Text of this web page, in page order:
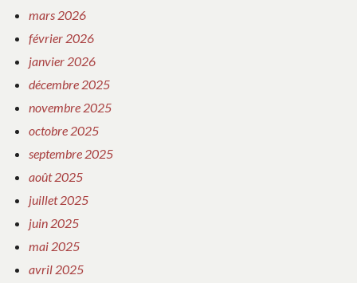
mars 2026
février 2026
janvier 2026
décembre 2025
novembre 2025
octobre 2025
septembre 2025
août 2025
juillet 2025
juin 2025
mai 2025
avril 2025